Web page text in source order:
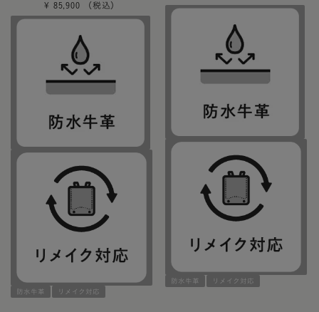
¥ 85,900
防水牛革 リメイク対応
防水牛革 リメイク対応